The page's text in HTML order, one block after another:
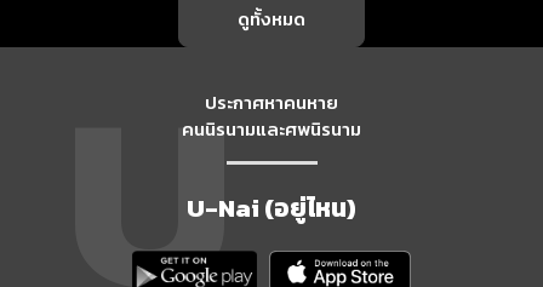
ดูทั้งหมด
ประกาศหาคนหาย
คนนิรนามและศพนิรนาม
U-Nai (อยู่ไหน)